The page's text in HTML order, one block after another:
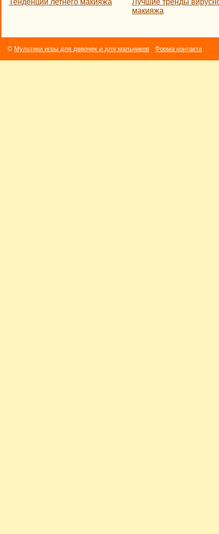
Тенденции летнего макияжа
Лучшие тренды
макияжа
© Мультики игры для девочек и для мальчиков Форма контакта